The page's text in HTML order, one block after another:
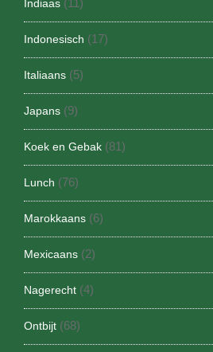
Indiaas
Indonesisch (17)
Italiaans (5)
Japans (9)
Koek en Gebak (81)
Lunch (76)
Marokkaans (6)
Mexicaans (2)
Nagerecht (4)
Ontbijt (68)